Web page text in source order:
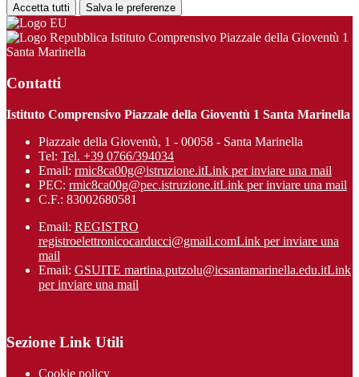
Accetta tutti Salva le preferenze
Istituto Comprensivo Piazzale della Gioventù 1
Santa Marinella
Contatti
Istituto Comprensivo Piazzale della Gioventù 1 Santa Marinella
Piazzale della Gioventù, 1 - 00058 - Santa Marinella
Tel: Tel. +39 0766/394034
Email: rmic8ca00g@istruzione.itLink per inviare una mail
PEC: rmic8ca00g@pec.istruzione.itLink per inviare una mail
C.F.: 83002680581
Email: REGISTRO
registroelettronicocarducci@gmail.comLink per inviare una
mail
Email: GSUITE martina.putzolu@icsantamarinel​la.edu.itLink
per inviare una mail
Sezione Link Utili
Cookie policy